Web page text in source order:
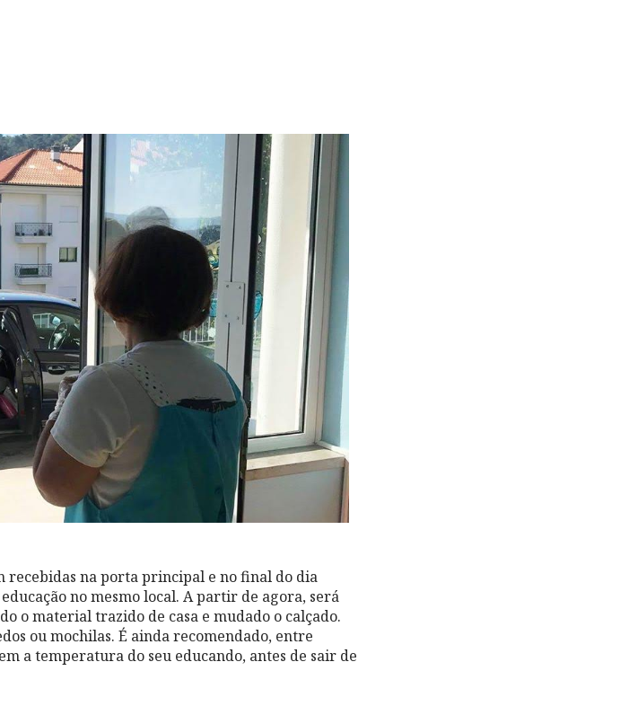
recebidas na porta principal e no final do dia
no mesmo local. A partir de agora, será
o material trazido de casa e mudado o calçado.
ou mochilas. É ainda recomendado, entre
a temperatura do seu educando, antes de sair de